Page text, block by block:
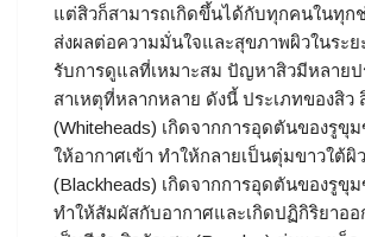
แต่สิวก็สามารถเกิดขึ้นได้กับทุกคนในทุก
ส่งผลต่อความมั่นใจและสุขภาพผิวในระย
รับการดูแลที่เหมาะสม ปัญหาสิวมีหลายป
สาเหตุที่หลากหลาย ดังนี้ ประเภทของสิว
(Whiteheads) เกิดจากการอุดตันของรูขุ
ให้อากาศเข้า ทำให้กลายเป็นตุ่มขาวใต้ผิ
(Blackheads) เกิดจากการอุดตันของรูขุ
ทำให้สัมผัสกับอากาศและเกิดปฏิกิริยาออ